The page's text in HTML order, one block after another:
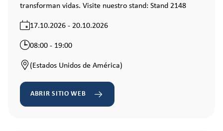
transforman vidas. Visite nuestro stand: Stand 2148
17.10.2026 - 20.10.2026
08:00 - 19:00
(Estados Unidos de América)
ABRIR SITIO WEB